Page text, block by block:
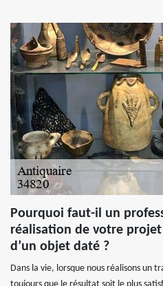
Pourquoi faut-il un
réalisation de votre
d’un objet daté ?
Dans la vie, lorsque nous réalisons un